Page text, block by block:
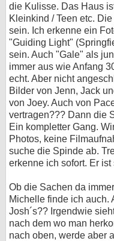
die Kulisse. Das Haus
Kleinkind / Teen etc.
sein. Ich erkenne ein
"Guiding Light"
sein. Auch "Gale" als
immer aus wie Anfang
echt. Aber nicht
Bilder von Jenn, Jack
von Joey. Auch von
vertragen??? Dann die
Ein kompletter Gang.
Photos, keine
suche die Spinde ab.
erkenne ich sofort. Er
Ob die Sachen da
Michelle finde ich auch.
Josh´s?? Irgendwie
nach dem wo man
nach oben, werde aber